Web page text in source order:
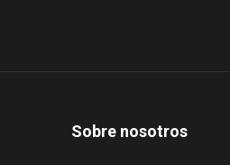
Sobre nosotros